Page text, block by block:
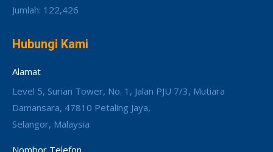
Jumlah: 122,426
Hubungi Kami
Alamat
Level 5, Surian Tower, No. 1, Jalan PJU 7/3, Mutiara
Damansara, 47810 Petaling Jaya,
Selangor, Malaysia
Nombor Telefon